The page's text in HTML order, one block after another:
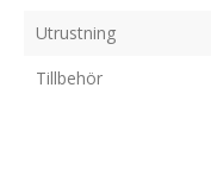
Utrustning
Tillbehör